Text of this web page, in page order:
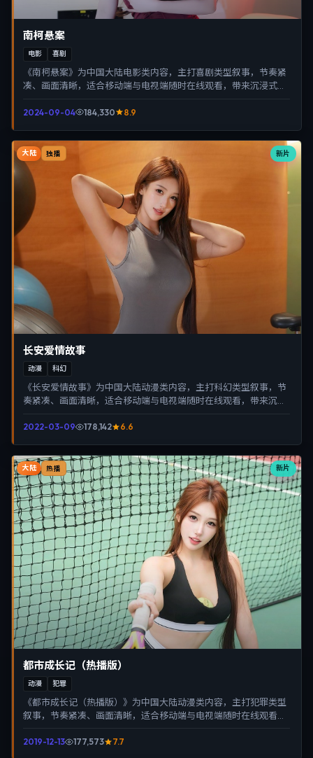
南柯悬案
电影 喜剧
《南柯悬案》为中国大陆电影类内容，主打喜剧类型叙事，节奏紧
凑、画面清晰，适合移动端与电视端随时在线观看，带来沉浸式视
2024-09-04 184,330 8.9
新片
大陆 独播
长安爱情故事
动漫 科幻
《长安爱情故事》为中国大陆动漫类内容，主打科幻类型叙事，节
奏紧凑、画面清晰，适合移动端与电视端随时在线观看，带来沉浸
2022-03-09 178,142 6.6
新片
大陆 热播
都市成长记（热播版）
动漫 犯罪
《都市成长记（热播版）》为中国大陆动漫类内容，主打犯罪类型
叙事，节奏紧凑、画面清晰，适合移动端与电视端随时在线观看，
2019-12-13 177,573 7.7